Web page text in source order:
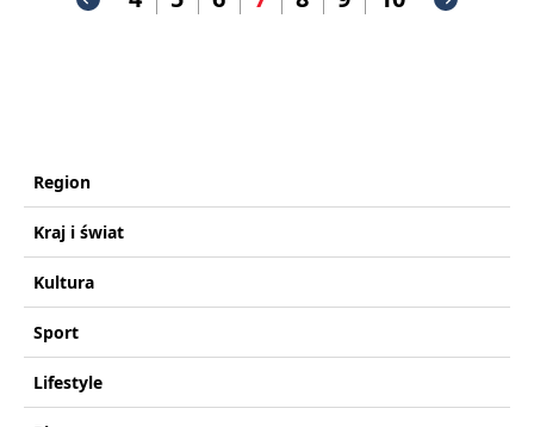
Region
Kraj i świat
Kultura
Sport
Lifestyle